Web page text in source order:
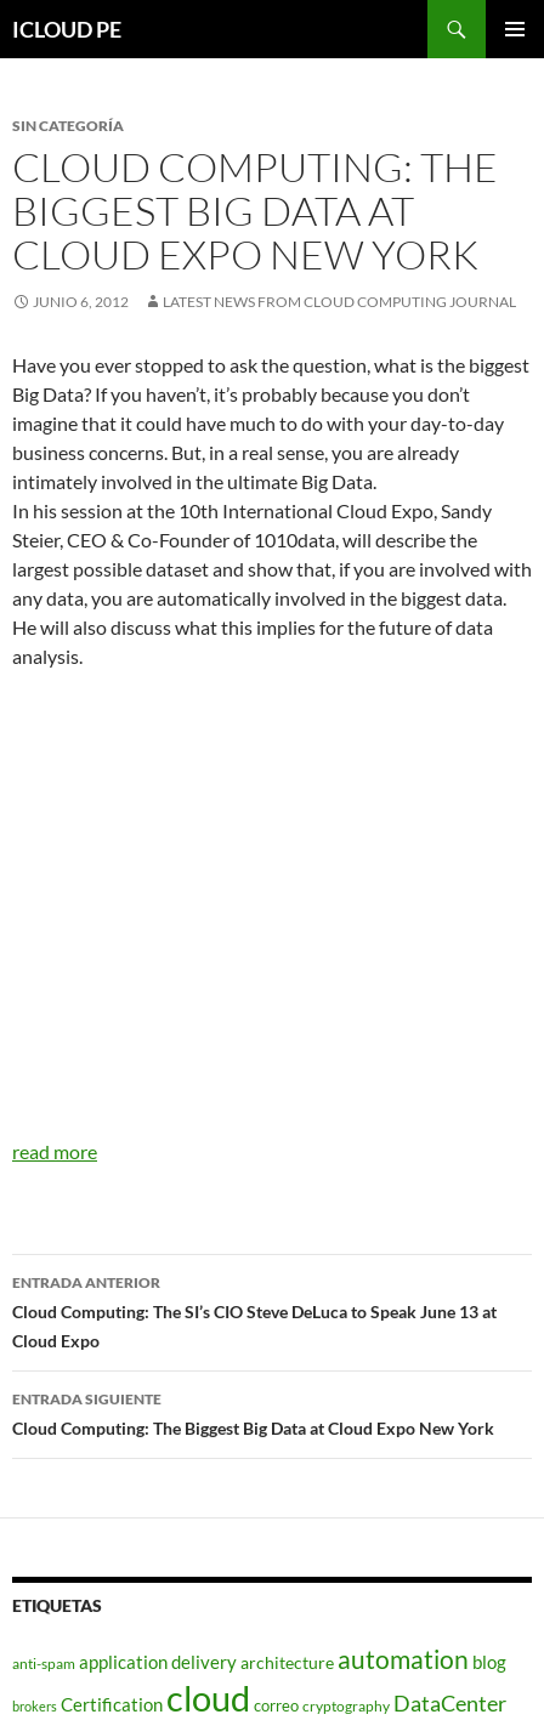
hacia
ICLOUD PE
SIN CATEGORÍA
CLOUD COMPUTING: THE
BIGGEST BIG DATA AT
CLOUD EXPO NEW YORK
JUNIO 6, 2012 LATEST NEWS FROM CLOUD COMPUTING JOURNAL
Have you ever stopped to ask the question, what is the biggest
Big Data? If you haven’t, it’s probably because you don’t
imagine that it could have much to do with your day-to-day
business concerns. But, in a real sense, you are already
intimately involved in the ultimate Big Data.
In his session at the 10th International Cloud Expo, Sandy
Steier, CEO & Co-Founder of 1010data, will describe the
largest possible dataset and show that, if you are involved with
any data, you are automatically involved in the biggest data.
He will also discuss what this implies for the future of data
analysis.
read more
Navegador
de
entradas
ENTRADA ANTERIOR
Cloud Computing: The SI’s CIO Steve DeLuca to Speak June 13 at
Cloud Expo
ENTRADA SIGUIENTE
Cloud Computing: The Biggest Big Data at Cloud Expo New York
ETIQUETAS
anti-spam application deliveryarchitecture automation blog
brokers Certification cloud correo cryptography DataCenter